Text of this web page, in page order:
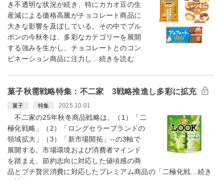
き不透明な状況が続き、特にカカオ豆の生
産減による価格高騰がチョコレート商品に
大きな影響を及ぼしている。その中でブル
ボンの今秋冬は、多彩なカテゴリーを展開
する強みを生かし、チョコレートとのコン
ビネーション商品に注力し…続きを読む
菓子秋需戦略特集：不二家 3戦略推進し多彩に拡充
菓子 特集 2025.10.01
不二家の25年秋冬商品戦略は、（1）「二
極化戦略」（2）「ロングセラーブランドの
領域拡大」（3）「新市場開拓」--の3軸で
展開する。市場環境および消費者マインド
を踏まえ、節約志向に対応した値頃感の商
品とプチ贅沢消費に対応したプレミアム商品の「二極化戦…続き